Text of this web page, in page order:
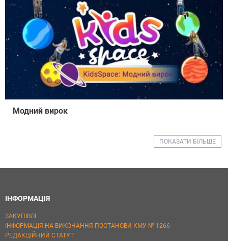
Модний вирок
ПОКАЗАТИ БІЛЬШЕ
ІНФОРМАЦІЯ
ЗАКУПІВЛІ
ІНФОРМАЦІЯ НА ВИКОНАННЯ ПОСТАНОВИ КМУ № 1266
РЕДАКЦІЙНИЙ СТАТУТ